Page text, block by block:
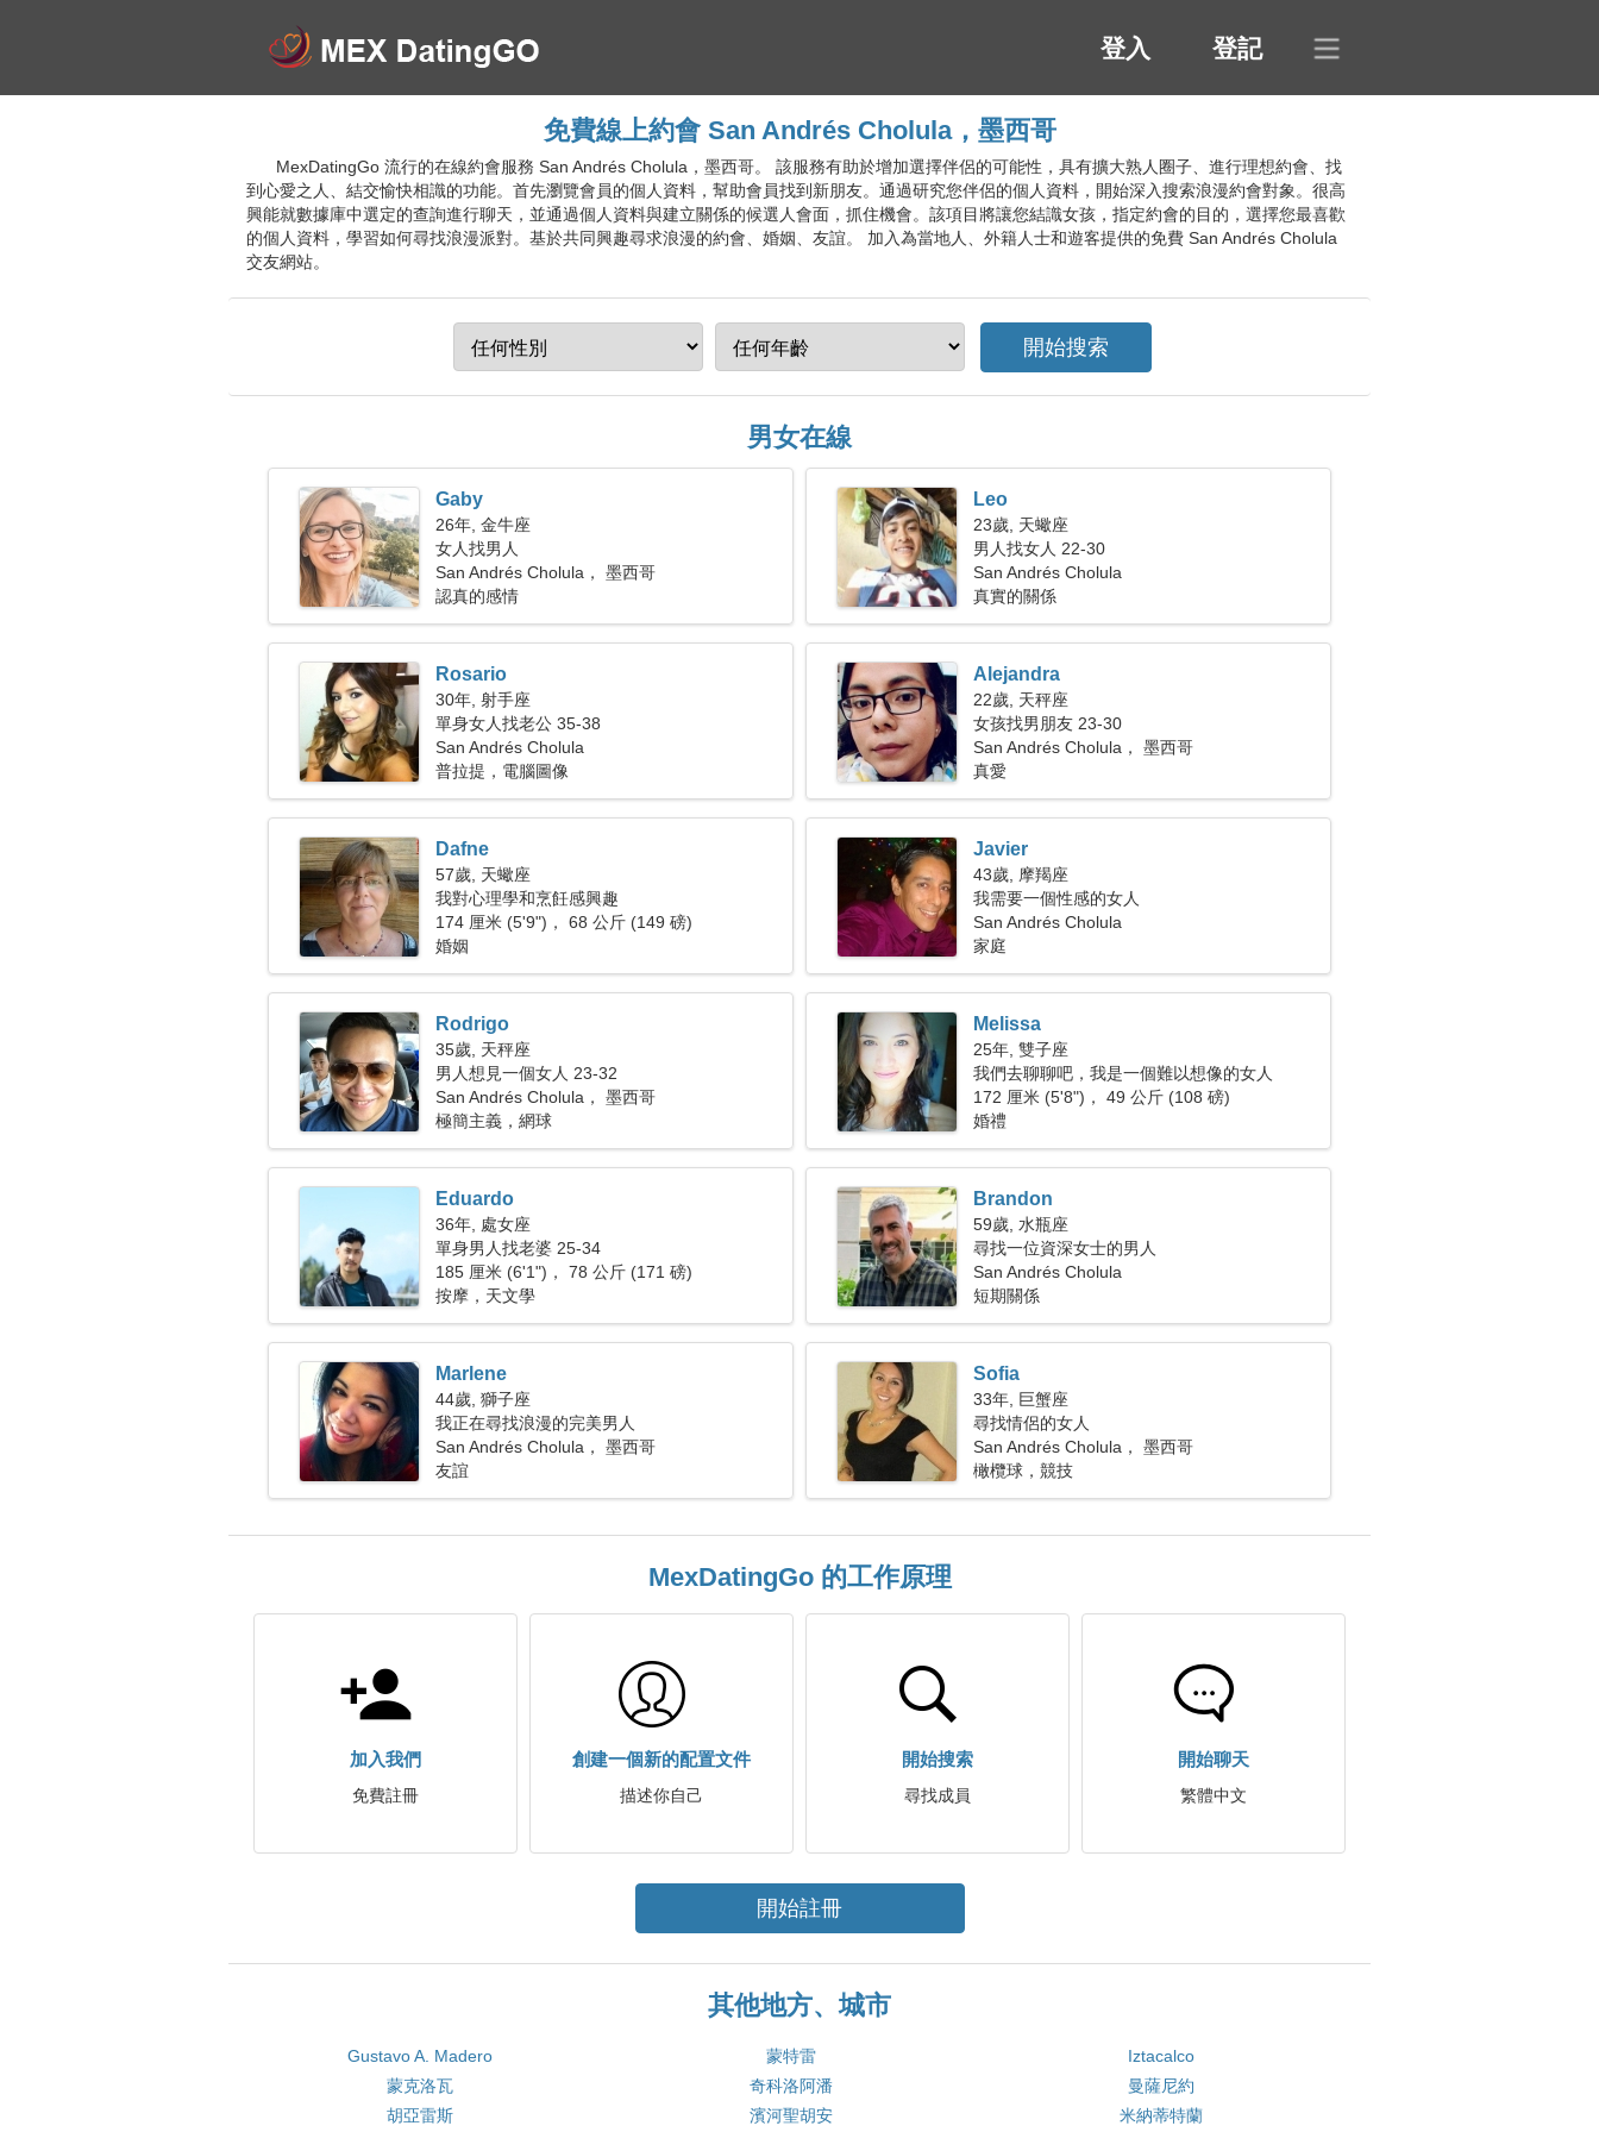
登入 登記
免費線上約會 San Andrés Cholula，墨西哥
MexDatingGo 流行的在線約會服務 San Andrés Cholula，墨西哥。 該服務有助於增加選擇伴侶的可能性，具有擴大熟人圈子、進行理想約會、找
到心愛之人、結交愉快相識的功能。首先瀏覽會員的個人資料，幫助會員找到新朋友。通過研究您伴侶的個人資料，開始深入搜索浪漫約會對象。很高
興能就數據庫中選定的查詢進行聊天，並通過個人資料與建立關係的候選人會面，抓住機會。該項目將讓您結識女孩，指定約會的目的，選擇您最喜歡
的個人資料，學習如何尋找浪漫派對。基於共同興趣尋求浪漫的約會、婚姻、友誼。 加入為當地人、外籍人士和遊客提供的免費 San Andrés Cholula
交友網站。
男女在線
Gaby
26年, 金牛座
女人找男人
San Andrés Cholula， 墨西哥
認真的感情
Leo
23歲, 天蠍座
男人找女人 22-30
San Andrés Cholula
真實的關係
Rosario
30年, 射手座
單身女人找老公 35-38
San Andrés Cholula
普拉提，電腦圖像
Alejandra
22歲, 天秤座
女孩找男朋友 23-30
San Andrés Cholula， 墨西哥
真愛
Dafne
57歲, 天蠍座
我對心理學和烹飪感興趣
174 厘米 (5'9")， 68 公斤 (149 磅)
婚姻
Javier
43歲, 摩羯座
我需要一個性感的女人
San Andrés Cholula
家庭
Rodrigo
35歲, 天秤座
男人想見一個女人 23-32
San Andrés Cholula， 墨西哥
極簡主義，網球
Melissa
25年, 雙子座
我們去聊聊吧，我是一個難以想像的女人
172 厘米 (5'8")， 49 公斤 (108 磅)
婚禮
Eduardo
36年, 處女座
單身男人找老婆 25-34
185 厘米 (6'1")， 78 公斤 (171 磅)
按摩，天文學
Brandon
59歲, 水瓶座
尋找一位資深女士的男人
San Andrés Cholula
短期關係
Marlene
44歲, 獅子座
我正在尋找浪漫的完美男人
San Andrés Cholula， 墨西哥
友誼
Sofia
33年, 巨蟹座
尋找情侶的女人
San Andrés Cholula， 墨西哥
橄欖球，競技
MexDatingGo 的工作原理
加入我們
免費註冊
創建一個新的配置文件
描述你自己
開始搜索
尋找成員
開始聊天
繁體中文
開始註冊
其他地方、城市
Gustavo A. Madero 蒙特雷
Iztacalco
蒙克洛瓦
奇科洛阿潘
曼薩尼約
胡亞雷斯
濱河聖胡安 米納蒂特蘭